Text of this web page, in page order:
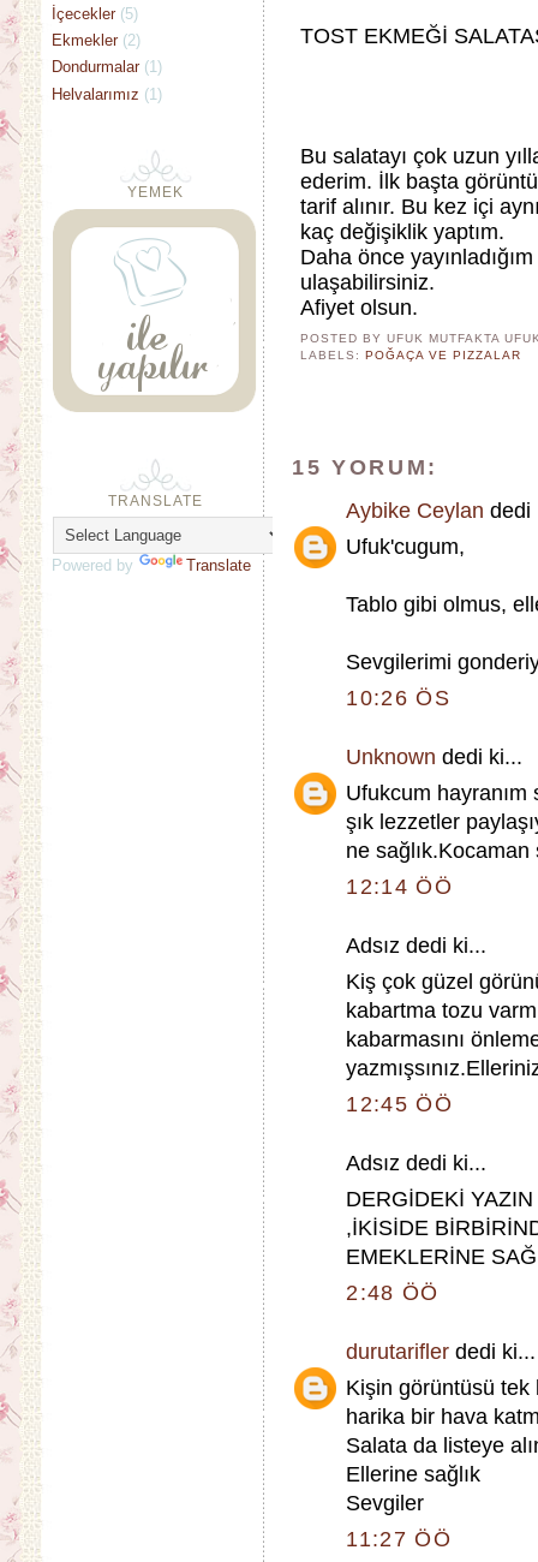
TOST EKMEĞİ
Bu salatayı çok uzun
ederim. İlk başta
tarif alınır. Bu kez içi
kaç değişiklik yaptım.
Daha önce yayınladığım
ulaşabilirsiniz.
Afiyet olsun.
POSTED BY UFUK MUTFAKTA
LABELS:POĞAÇA VE PIZZALAR
15 YORUM:
Aybike Ceylan dedi
Ufuk'cugum,
Tablo gibi olmus,
Sevgilerimi
10:26 ÖS
Unknown dedi ki...
Ufukcum
şık lezzetler
ne sağlık.Kocaman
12:14 ÖÖ
Adsız dedi ki...
Kiş çok güzel
kabartma tozu
kabarmasını
12:45 ÖÖ
Adsız dedi ki...
DERGİDEKİ
,İKİSİDE
EMEKLERİNE
2:48 ÖÖ
durutarifler dedi ki...
Kişin görüntüsü
harika bir hava
Salata da listeye
Ellerine sağlık
Sevgiler
11:27 ÖÖ
İçecekler (5)
Ekmekler (2)
Dondurmalar (1)
Helvalarımız (1)
YEMEK
TRANSLATE
Powered by Translate